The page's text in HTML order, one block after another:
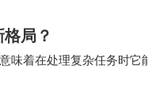
想碰撞，终将蔓延为
局？
味着在处理复杂任务时它
的构建和…